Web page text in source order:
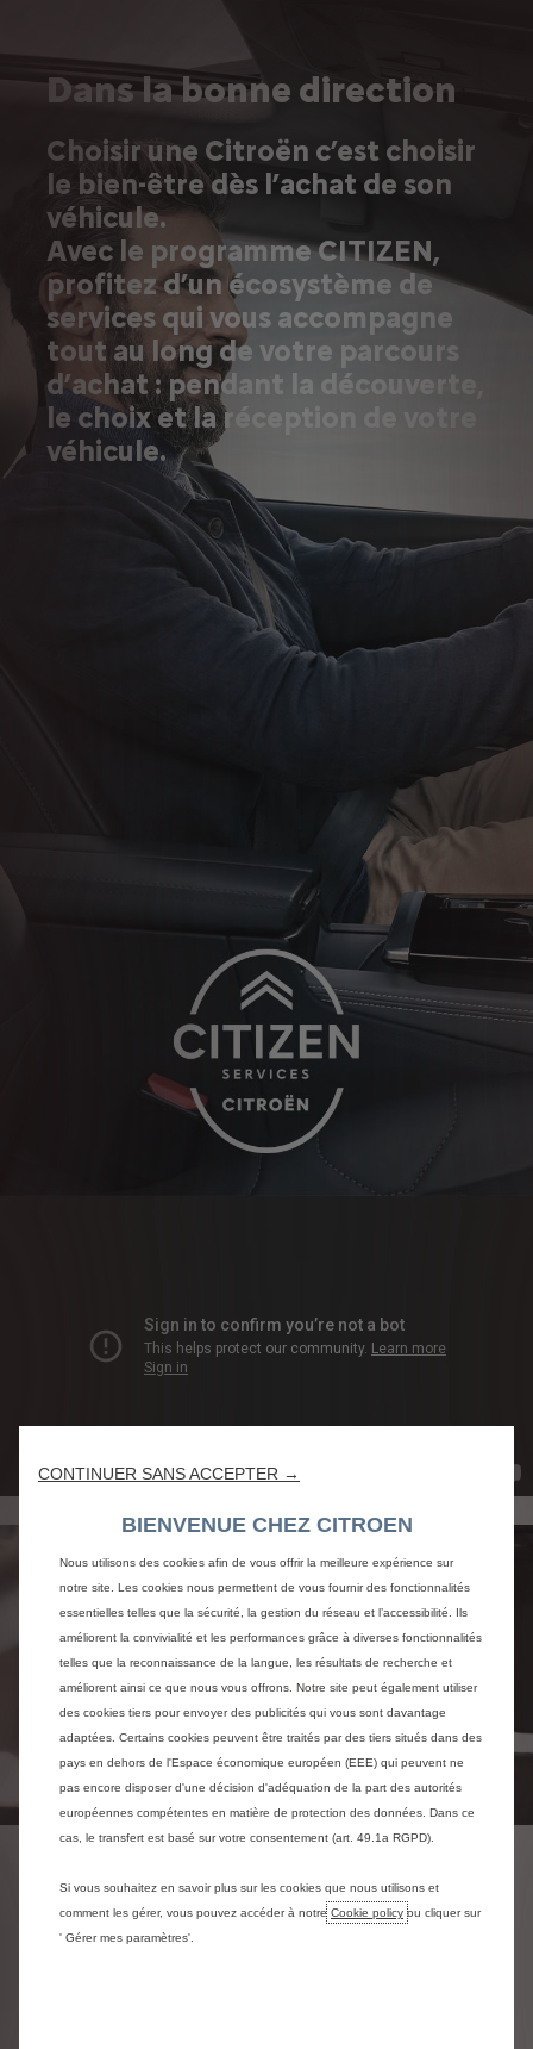
Dans la bonne direction
Choisir une Citroën c’est choisir
le bien-être dès l’achat de son
véhicule.
Avec le programme CITIZEN,
profitez d’un écosystème de
services qui vous accompagne
tout au long de votre parcours
d’achat : pendant la découverte,
le choix et la réception de votre
véhicule.
APPROFONDIR MON
PROJET
CONTINUER SANS ACCEPTER →
BIENVENUE CHEZ CITROEN
Nous utilisons des cookies afin de vous offrir la meilleure expérience sur
notre site. Les cookies nous permettent de vous fournir des fonctionnalités
essentielles telles que la sécurité, la gestion du réseau et l’accessibilité. Ils
améliorent la convivialité et les performances grâce à diverses fonctionnalités
telles que la reconnaissance de la langue, les résultats de recherche et
améliorent ainsi ce que nous vous offrons. Notre site peut également utiliser
des cookies tiers pour envoyer des publicités qui vous sont davantage
adaptées. Certains cookies peuvent être traités par des tiers situés dans des
pays en dehors de l'Espace économique européen (EEE) qui peuvent ne
pas encore disposer d'une décision d'adéquation de la part des autorités
européennes compétentes en matière de protection des données. Dans ce
cas, le transfert est basé sur votre consentement (art. 49.1a RGPD).
Si vous souhaitez en savoir plus sur les cookies que nous utilisons et
comment les gérer, vous pouvez accéder à notre Cookie policy ou cliquer sur
' Gérer mes paramètres'.